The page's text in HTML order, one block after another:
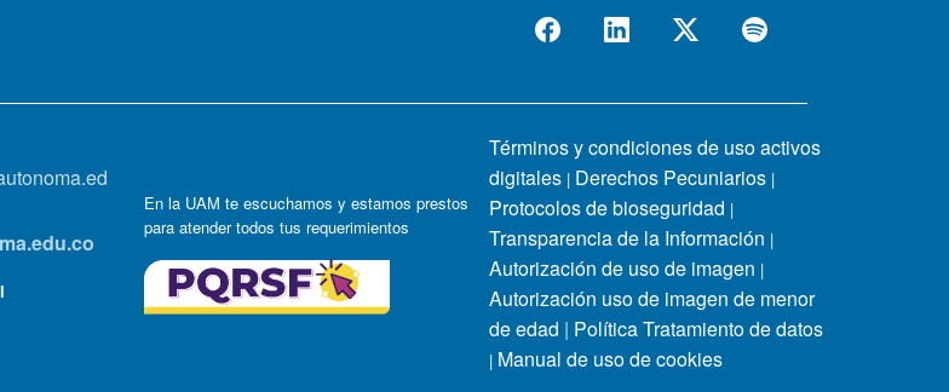
En la UAM te escuchamos y estamos prestos
para atender todos tus requerimientos
Términos y condiciones de uso activos
digitales | Derechos Pecuniarios |
Protocolos de bioseguridad |
Transparencia de la Información |
Autorización de uso de imagen |
Autorización uso de imagen de menor
de edad | Política Tratamiento de datos
| Manual de uso de cookies